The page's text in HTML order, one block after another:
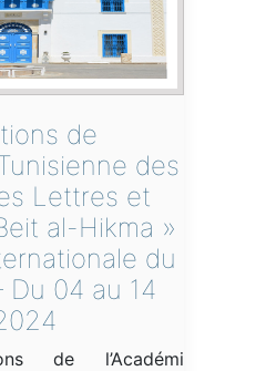
de
des
Lettres et
al-Hikma »
du
Du 04 au 14
de l’Académie